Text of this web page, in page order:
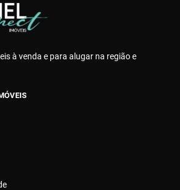
à venda e para alugar na região e